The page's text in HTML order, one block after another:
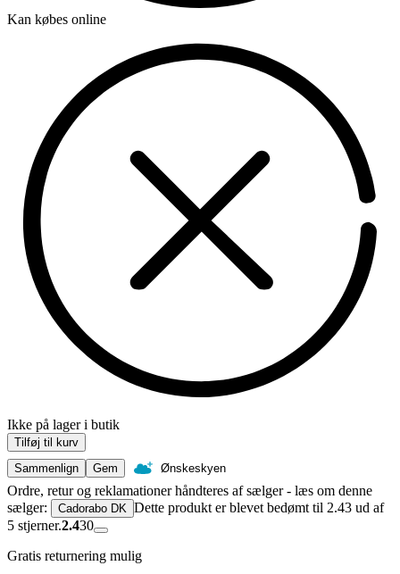
Kan købes online
Ikke på lager i butik
Tilføj til kurv
Sammenlign
Gem Ønskeskyen
Ordre, retur og reklamationer håndteres af sælger - læs om denne
sælger:
Cadorabo DK Dette produkt er blevet bedømt til 2.43 ud af
5 stjerner.2.430
Gratis returnering mulig